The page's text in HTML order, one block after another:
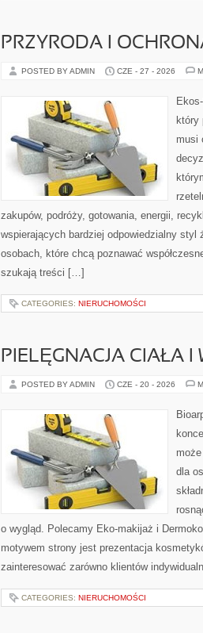
PRZYRODA I
POSTED BY ADMIN CZE - 27 - 2026
który
musi
zakupów, podróży, gotowania, energii,
wspierających bardziej odpowiedzialny styl
osobach, które chcą poznawać
szukają treści […]
CATEGORIES: NIERUCHOMOŚCI
PIELĘGNACJA CIAŁA I
POSTED BY ADMIN CZE - 20 - 2026
dla
o wygląd. Polecamy Eko-makijaż i
motywem strony jest prezentacja
zainteresować zarówno klientów
CATEGORIES: NIERUCHOMOŚCI